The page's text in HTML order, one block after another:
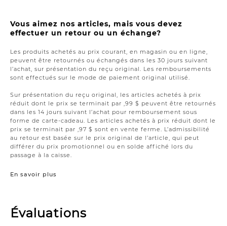
Vous aimez nos articles, mais vous devez
effectuer un retour ou un échange?
Les produits achetés au prix courant, en magasin ou en ligne,
peuvent être retournés ou échangés dans les 30 jours suivant
l’achat, sur présentation du reçu original. Les remboursements
sont effectués sur le mode de paiement original utilisé.
Sur présentation du reçu original, les articles achetés à prix
réduit dont le prix se terminait par ,99 $ peuvent être retournés
dans les 14 jours suivant l’achat pour remboursement sous
forme de carte-cadeau. Les articles achetés à prix réduit dont le
prix se terminait par ,97 $ sont en vente ferme. L’admissibilité
au retour est basée sur le prix original de l’article, qui peut
différer du prix promotionnel ou en solde affiché lors du
passage à la caisse.
En savoir plus